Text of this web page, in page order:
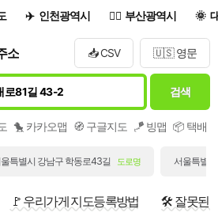
인천광역시 부산광역시
소 📥 CSV 🇺🇸 영문
검색
🐤 카카오맵 🧭 구글지도 🪁 빙맵 📦 택배/
특별시 강남구 학동로43길 도로명 서울특별
🚩 우리가게 지도등록방법 🛠️ 잘못된